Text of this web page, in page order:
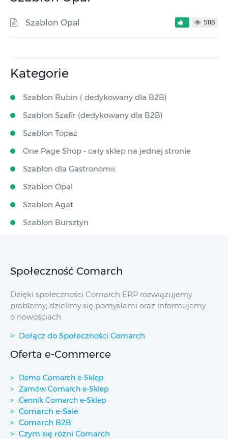
Szablon Opal 1 5116
Kategorie
Szablon Rubin ( dedykowany dla B2B)
Szablon Szafir (dedykowany dla B2B)
Szablon Topaz
One Page Shop - cały sklep na jednej stronie
Szablon dla Gastronomii
Szablon Opal
Szablon Agat
Szablon Bursztyn
Społeczność Comarch
Dzięki społeczności Comarch ERP rozwiązujemy
problemy, dzielimy się pomysłami oraz informujemy
o nowościach.
Dołącz do Społeczności Comarch
Oferta e-Commerce
Demo Comarch e-Sklep
Zamów Comarch e-Sklep
Cennik Comarch e-Sklep
Comarch e-Sale
Comarch B2B
Czym się różni Comarch